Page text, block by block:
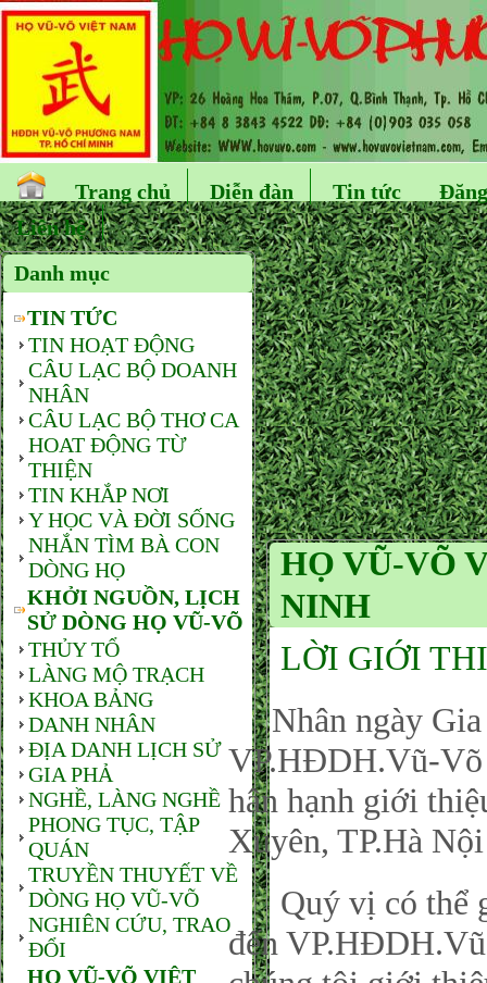
Trang chủ Diễn đàn Tin tức
Liên hệ
Danh mục
TIN TỨC
TIN HOẠT ĐỘNG
CÂU LẠC BỘ DOANH
NHÂN
CÂU LẠC BỘ THƠ CA
HOAT ĐỘNG TỪ
THIỆN
TIN KHẮP NƠI
Y HỌC VÀ ĐỜI SỐNG
NHẮN TÌM BÀ CON
DÒNG HỌ
KHỞI NGUỒN, LỊCH
SỬ DÒNG HỌ VŨ-VÕ
THỦY TỔ
LÀNG MỘ TRẠCH
KHOA BẢNG
DANH NHÂN
ĐỊA DANH LỊCH SỬ
GIA PHẢ
NGHỀ, LÀNG NGHỀ
PHONG TỤC, TẬP
QUÁN
TRUYỀN THUYẾT VỀ
DÒNG HỌ VŨ-VÕ
NGHIÊN CỨU, TRAO
ĐỔI
HỌ VŨ-VÕ VIỆT
HỌ VŨ-VÕ
NINH
LỜI GIỚI
Nhân ngày Gia
VP.HĐDH.Vũ-Võ
hân hạnh giới
Xuyên, TP.Hà
Quý vị có thể
đến